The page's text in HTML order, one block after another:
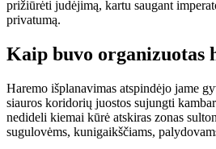
prižiūrėti judėjimą, kartu saugant
privatumą.
Kaip buvo organizuotas
Haremo išplanavimas atspindėjo jame
siauros koridorių juostos sujungti
nedideli kiemai kūrė atskiras zonas
sugulovėms, kunigaikščiams,